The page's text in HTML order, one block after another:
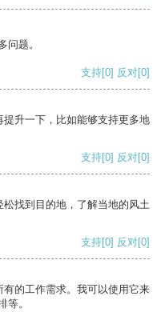
问题。
支持[0] 反对[0]
升一下，比如能够支持更多地
支持[0] 反对[0]
找到目的地，了解当地的风土
支持[0] 反对[0]
的工作需求。我可以使用它来
等。